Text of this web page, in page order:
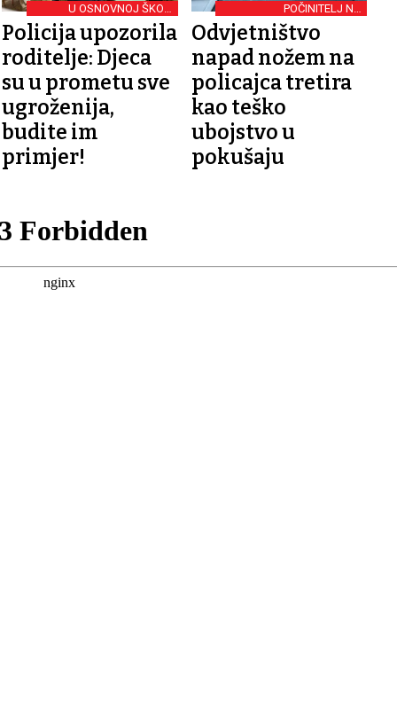
U OSNOVNOJ ŠKOLI
KOZARAC
Policija upozorila
roditelje: Djeca
su u prometu sve
ugroženija,
budite im
primjer!
POČINITELJ NA
PSIHIJATRIJI
Odvjetništvo
napad nožem na
policajca tretira
kao teško
ubojstvo u
pokušaju